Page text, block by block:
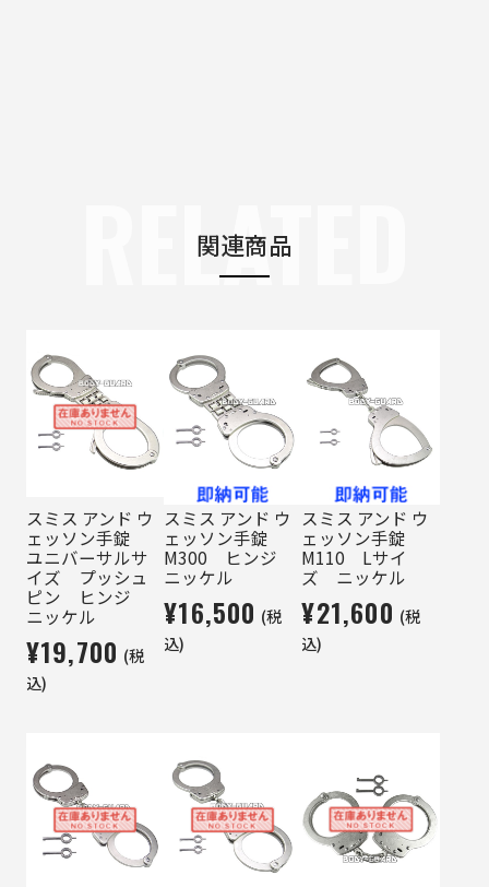
関連商品
RELATED
スミス アンド ウ
ェッソン手錠
ユニバーサルサ
イズ プッシュ
ピン ヒンジ
ニッケル
¥19,700 (税
込)
スミス アンド ウ
ェッソン手錠
M300 ヒンジ
ニッケル
¥16,500 (税
込)
スミス アンド ウ
ェッソン手錠
M110 Lサイ
ズ ニッケル
¥21,600 (税
込)